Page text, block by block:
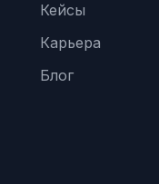
Кейсы
Карьера
Блог